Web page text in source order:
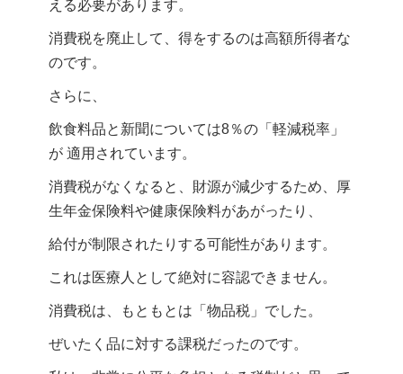
える必要があります。
消費税を廃止して、得をするのは高額所得者な
のです。
さらに、
飲食料品と新聞については8％の「軽減税率」
が 適用されています。
消費税がなくなると、財源が減少するため、厚
生年金保険料や健康保険料があがったり、
給付が制限されたりする可能性があります。
これは医療人として絶対に容認できません。
消費税は、もともとは「物品税」でした。
ぜいたく品に対する課税だったのです。